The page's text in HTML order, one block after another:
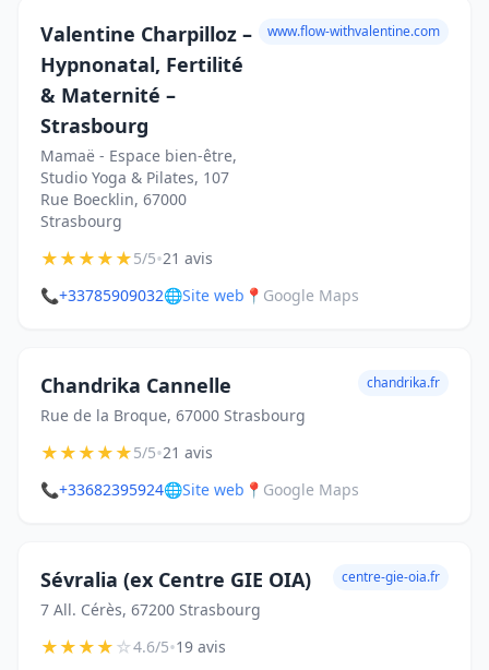
Valentine Charpilloz –
Hypnonatal, Fertilité
& Maternité –
Strasbourg
Mamaë - Espace bien-être,
Studio Yoga & Pilates, 107
Rue Boecklin, 67000
Strasbourg
www.flow-withvalentine.com
★★★★★5/5•21 avis
📞+33785909032🌐Site web 📍 Google Maps
Chandrika Cannelle
Rue de la Broque, 67000 Strasbourg
chandrika.fr
★★★★★5/5•21 avis
📞+33682395924🌐Site web 📍 Google Maps
Sévralia (ex Centre GIE OIA)
7 All. Cérès, 67200 Strasbourg
centre-gie-oia.fr
★★★★☆4.6/5•19 avis